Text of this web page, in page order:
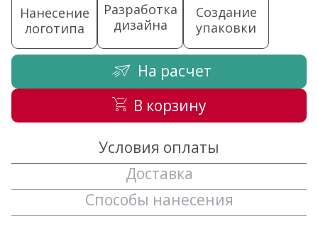
Нанесение
логотипа
Разработка
дизайна
Создание
упаковки
На расчет
В корзину
Условия оплаты
Доставка
Способы нанесения